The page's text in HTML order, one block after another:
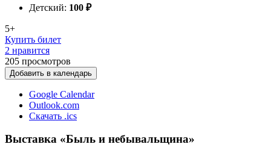
Детский: 100 ₽
5+
Купить билет
2 нравится
205 просмотров
Добавить в календарь
Google Calendar
Outlook.com
Скачать .ics
Выставка «Быль и небывальщина»